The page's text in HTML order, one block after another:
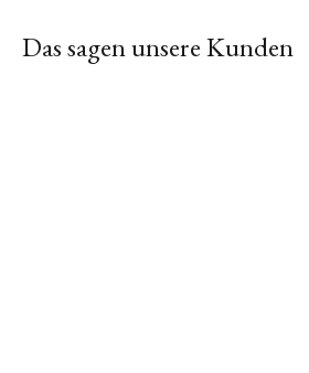
Das sagen unsere Kunden